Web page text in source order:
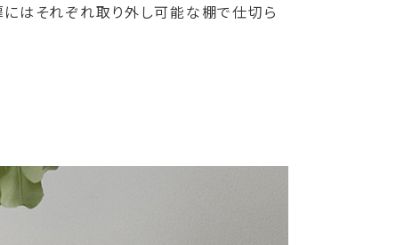
はそれぞれ取り外し可能な棚で仕切ら